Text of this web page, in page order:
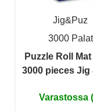
Jig&Puz
3000 Palat
Puzzle Roll
3000 pieces Jig
Varastossa